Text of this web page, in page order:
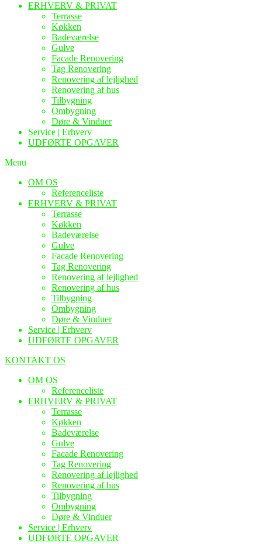
ERHVERV & PRIVAT
Terrasse
Køkken
Badeværelse
Gulve
Facade Renovering
Tag Renovering
Renovering af lejlighed
Renovering af hus
Tilbygning
Ombygning
Døre & Vinduer
Service | Erhverv
UDFØRTE OPGAVER
Menu
OM OS
Referenceliste
ERHVERV & PRIVAT
Terrasse
Køkken
Badeværelse
Gulve
Facade Renovering
Tag Renovering
Renovering af lejlighed
Renovering af hus
Tilbygning
Ombygning
Døre & Vinduer
Service | Erhverv
UDFØRTE OPGAVER
KONTAKT OS
OM OS
Referenceliste
ERHVERV & PRIVAT
Terrasse
Køkken
Badeværelse
Gulve
Facade Renovering
Tag Renovering
Renovering af lejlighed
Renovering af hus
Tilbygning
Ombygning
Døre & Vinduer
Service | Erhverv
UDFØRTE OPGAVER